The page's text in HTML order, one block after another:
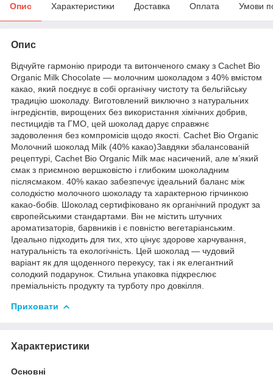
Опис Характеристики Доставка Оплата Умови
Опис
Відчуйте гармонію природи та витонченого смаку з Cachet Bio
Organic Milk Chocolate — молочним шоколадом з 40% вмістом
какао, який поєднує в собі органічну чистоту та бельгійську
традицію шоколаду. Виготовлений виключно з натуральних
інгредієнтів, вирощених без використання хімічних добрив,
пестицидів та ГМО, цей шоколад дарує справжнє
задоволення без компромісів щодо якості. Cachet Bio Organic
Молочний шоколад Milk (40% какао)Завдяки збалансованій
рецептурі, Cachet Bio Organic Milk має насичений, але м’який
смак з приємною вершковістю і глибоким шоколадним
післясмаком. 40% какао забезпечує ідеальний баланс між
солодкістю молочного шоколаду та характерною гірчинкою
какао-бобів. Шоколад сертифіковано як органічний продукт за
європейськими стандартами. Він не містить штучних
ароматизаторів, барвників і є повністю вегетаріанським.
Ідеально підходить для тих, хто цінує здорове харчування,
натуральність та екологічність. Цей шоколад — чудовий
варіант як для щоденного перекусу, так і як елегантний
солодкий подарунок. Стильна упаковка підкреслює
преміальність продукту та турботу про довкілля.
Приховати
Характеристики
Основні